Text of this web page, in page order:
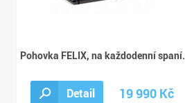
Pohovka FELIX, na každodenní spaní.
Detail 19 990 Kč